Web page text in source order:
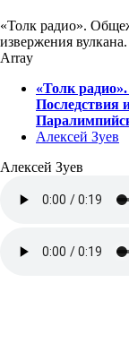
«Толк радио».
извержения
Array
«Толк
Последствия
Алексей Зуев
Алексей Зуев